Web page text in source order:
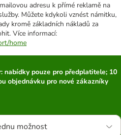
adresu k přímé reklamě na
Můžete kdykoli vznést námitku,
kromě základních nákladů za
Více informací:
home
nabídky pouze pro předplatitele; 10
objednávku pro nové zákazníky
možnost